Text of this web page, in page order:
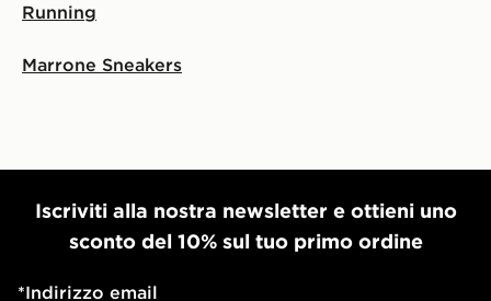
Running
Marrone Sneakers
Iscriviti alla nostra newsletter e ottieni uno
sconto del 10% sul tuo primo ordine
*Indirizzo email